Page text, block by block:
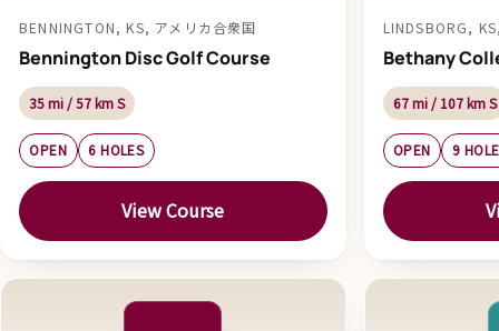
BENNINGTON, KS, アメリカ合衆国
Bennington Disc Golf Course
35 mi / 57 km S
OPEN 6 HOLES
View Course
LINDSBORG,
Bethany
67 mi / 107 km S
OPEN 9